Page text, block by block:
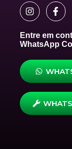
I
n
s
t
a
g
r
a
m
F
a
c
e
b
o
o
k
-
f
Entre em
WhatsApp